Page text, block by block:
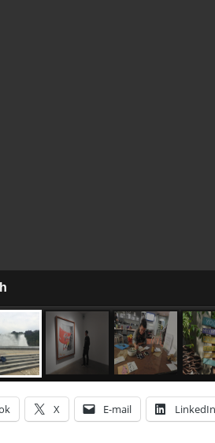
X E-mail LinkedIn